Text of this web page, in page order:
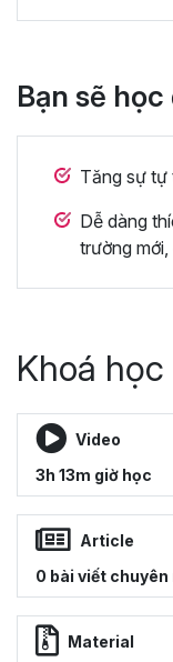
Bạn sẽ
Tăng sự tự
Dễ dàng
trường
Khoá
Video
3h 13m giờ học
Article
0 bài viết chuyên
Material